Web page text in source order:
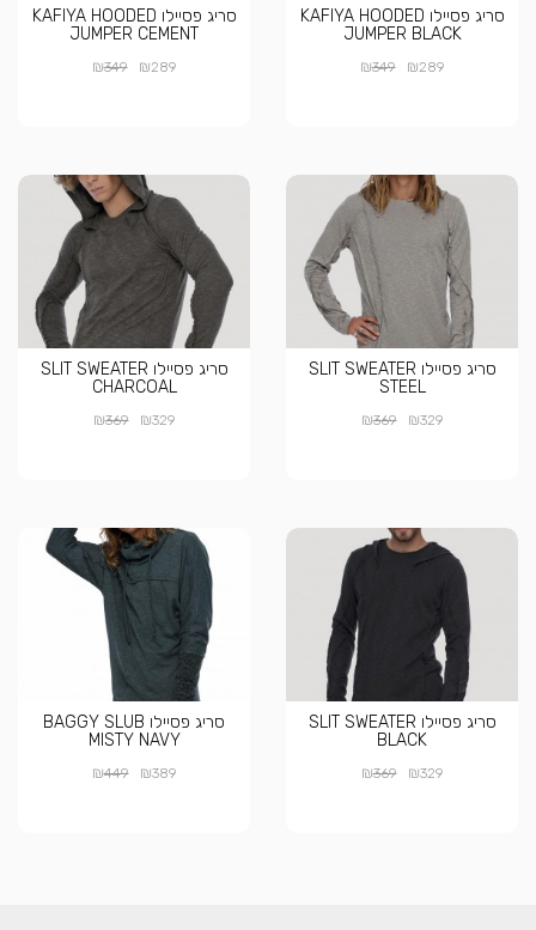
סריג פסיילו KAFIYA HOODED
JUMPER BLACK
₪289
₪349
סריג פסיילו KAFIYA HOODED
JUMPER CEMENT
₪289
₪349
סריג פסיילו SLIT SWEATER
STEEL
₪329
₪369
סריג פסיילו SLIT SWEATER
CHARCOAL
₪329
₪369
סריג פסיילו SLIT SWEATER
BLACK
₪329
₪369
סריג פסיילו BAGGY SLUB
MISTY NAVY
₪389
₪449